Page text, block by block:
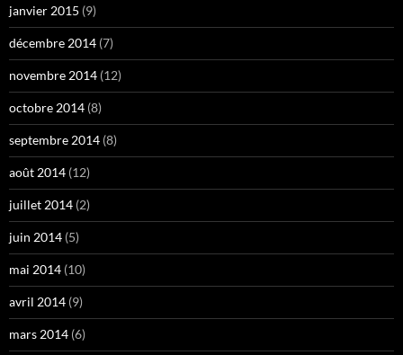
janvier 2015 (9)
décembre 2014 (7)
novembre 2014 (12)
octobre 2014 (8)
septembre 2014 (8)
août 2014 (12)
juillet 2014 (2)
juin 2014 (5)
mai 2014 (10)
avril 2014 (9)
mars 2014 (6)